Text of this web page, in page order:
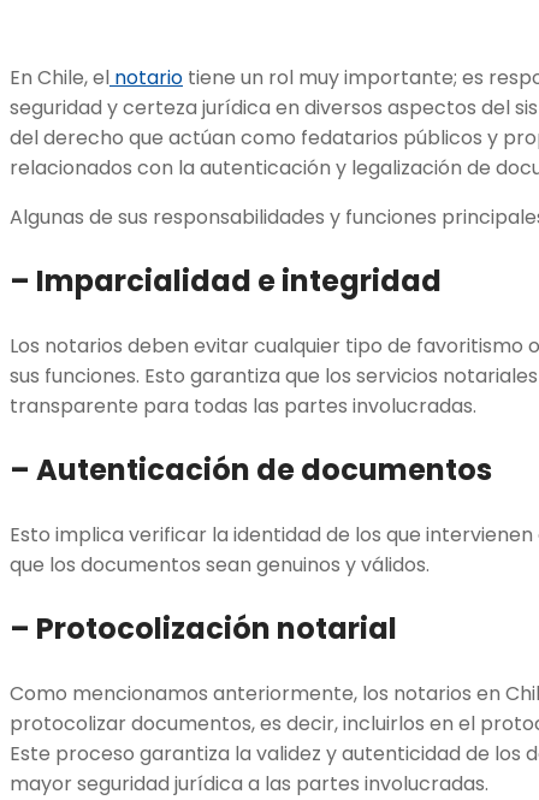
En Chile, el notario tiene un rol muy importante; es
seguridad y certeza jurídica en diversos aspectos del
del derecho que actúan como fedatarios públicos y
relacionados con la autenticación y legalización de
Algunas de sus responsabilidades y funciones
– Imparcialidad e integridad
Los notarios deben evitar cualquier tipo de favoritismo
sus funciones. Esto garantiza que los servicios
transparente para todas las partes involucradas.
– Autenticación de documentos
Esto implica verificar la identidad de los que
que los documentos sean genuinos y válidos.
– Protocolización notarial
Como mencionamos anteriormente, los notarios en
protocolizar documentos, es decir, incluirlos en el
Este proceso garantiza la validez y autenticidad de los
mayor seguridad jurídica a las partes involucradas.